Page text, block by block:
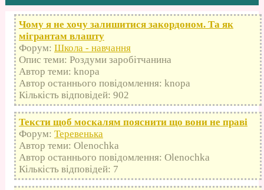
Чому я не хочу залишитися закордоном. Та як
мігрантам влашту
Форум: Школа - навчання
Опис теми: Роздуми заробітчанина
Автор теми: knopa
Автор останнього повідомлення: knopa
Кількість відповідей: 902
Тексти щоб москалям пояснити що вони не праві
Форум: Теревенька
Автор теми: Olenochka
Автор останнього повідомлення: Olenochka
Кількість відповідей: 7